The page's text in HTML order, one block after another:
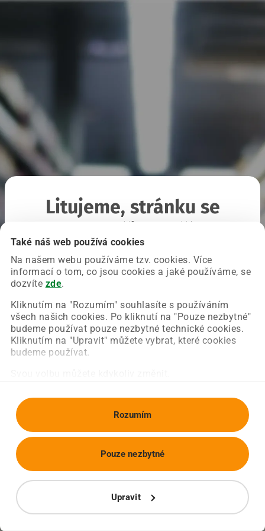
Také náš web používá cookies
Na našem webu používáme tzv. cookies. Více
informací o tom, co jsou cookies a jaké používáme, se
dozvíte zde.
Kliknutím na "Rozumím" souhlasíte s používáním
všech našich cookies. Po kliknutí na "Pouze nezbytné"
budeme používat pouze nezbytné technické cookies.
Kliknutím na "Upravit" můžete vybrat, které cookies
budeme používat.
Rozumím
Upravit
Pouze nezbytné
Litujeme, stránku se
Chyba nastala na naší straně a už ji opravujeme.
Zkuste prosím znovu načíst požadovanou stránku.
Obnovit stránku Úvodní strana